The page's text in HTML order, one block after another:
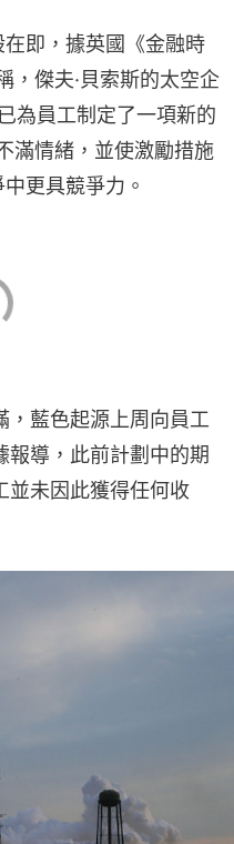
即，據英國《金融時
，傑夫·貝索斯的太空企
為員工制定了一項新的
滿情緒，並使激勵措施
更具競爭力。
，藍色起源上周向員工
報導，此前計劃中的期
並未因此獲得任何收